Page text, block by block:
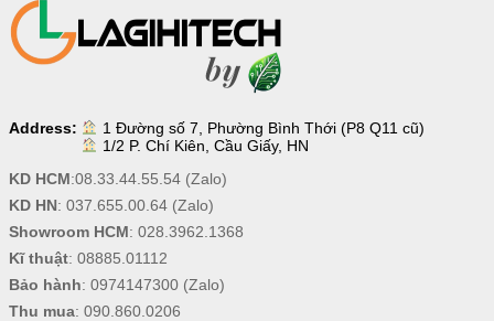
Address:
1 Đường số 7, Phường Bình Thới (P8 Q11 cũ)
1/2 P. Chí Kiên, Cầu Giấy, HN
KD HCM:08.33.44.55.54(Zalo)
KD HN: 037.655.00.64(Zalo)
Showroom HCM: 028.3962.1368
Kĩ thuật: 08885.01112
Bảo hành: 0974147300(Zalo)
Thu mua: 090.860.0206